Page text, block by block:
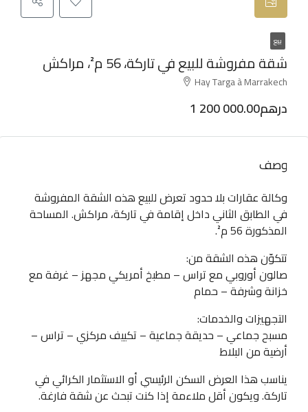
بيع
شقة مفروشة للبيع في تاركة، 56 م²، مراكش
Hay Targa à Marrakech
1 200 000.00درهم
وصف
وكالة عقارات بلا حدود تعرض للبيع هذه الشقة المفروشة
في الطابق الثاني داخل إقامة في تاركة، مراكش. المساحة
المذكورة 56 م².
تتكوّن هذه الشقة من:
صالون أوروبي مع تراس – مطبخ أمريكي مجهز – غرفة مع
خزانة وشرفة – حمام
التجهيزات والخدمات:
مسبح جماعي – حديقة جماعية – تكييف مركزي – تراس –
أرضية من البلاط
يناسب هذا العرض السكن الرئيسي أو الاستثمار الكرائي في
تاركة. ويكون أقل ملاءمة إذا كنت تبحث عن شقة فارغة.